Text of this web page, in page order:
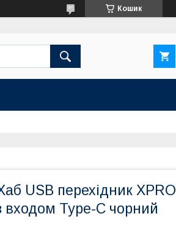
Кошик
USB перехідник XPRO
входом Type-C чорний